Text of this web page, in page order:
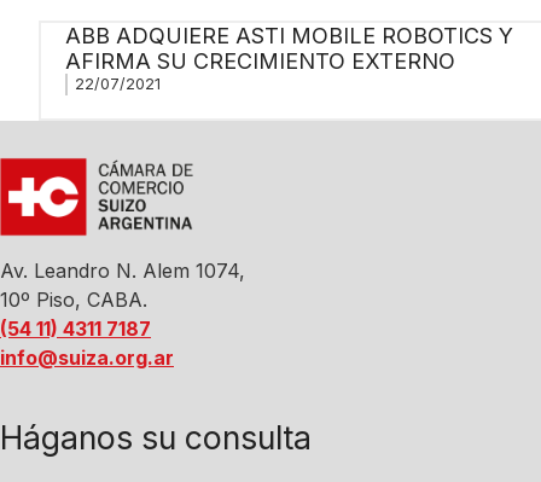
ABB ADQUIERE ASTI MOBILE ROBOTICS Y
AFIRMA SU CRECIMIENTO EXTERNO
22/07/2021
Av. Leandro N. Alem 1074,
10º Piso, CABA.
(54 11) 4311 7187
info@suiza.org.ar
Háganos su consulta